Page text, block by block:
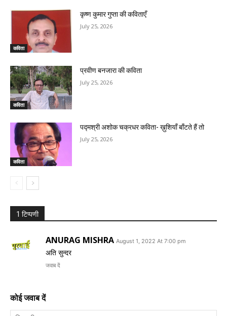
कविता
कृष्ण कुमार गुप्ता की कविताएँ
July 25, 2026
कविता
प्रवीण बनजारा की कविता
July 25, 2026
कविता
पद्मश्री अशोक चक्रधर कविता- ख़ुशियाँ बाँटते हैं तो
July 25, 2026
1 टिप्पणी
ANURAG MISHRA August 1, 2022 At 7:00 pm
अति सुन्दर
जवाब दें
कोई जवाब दें